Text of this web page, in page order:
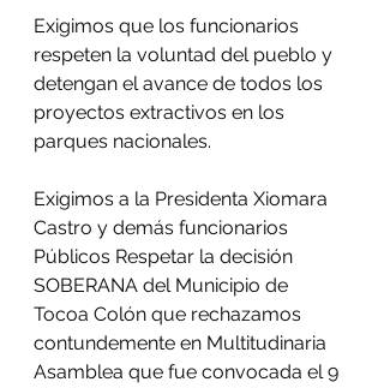
Exigimos que los funcionarios
respeten la voluntad del pueblo y
detengan el avance de todos los
proyectos extractivos en los
parques nacionales.
Exigimos a la Presidenta Xiomara
Castro y demás funcionarios
Públicos Respetar la decisión
SOBERANA del Municipio de
Tocoa Colón que rechazamos
contundemente en Multitudinaria
Asamblea que fue convocada el 9